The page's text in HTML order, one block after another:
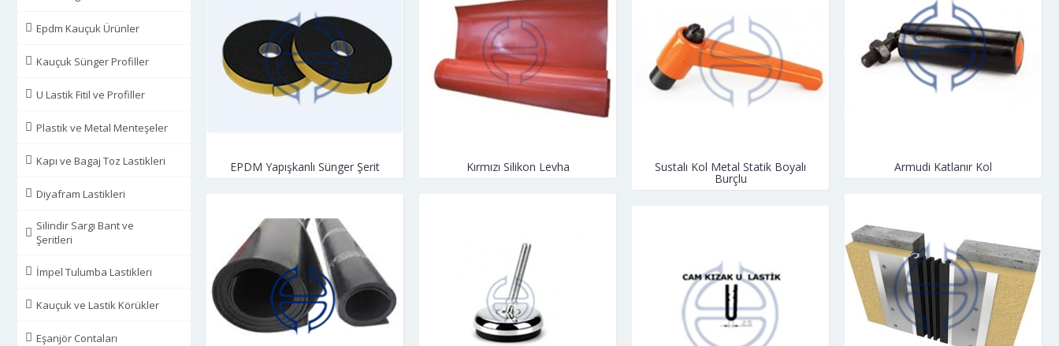
Epdm Kauçuk Ürünler
Kauçuk Sünger Profiller
U Lastik Fitil ve Profiller
Plastik ve Metal Menteşeler
Kapı ve Bagaj Toz Lastikleri
Diyafram Lastikleri
Silindir Sargı Bant ve
Şeritleri
İmpel Tulumba Lastikleri
Kauçuk ve Lastik Körükler
Eşanjör Contaları
EPDM Yapışkanlı Sünger Şerit Kırmızı Silikon Levha Sustalı Kol Metal Statik Boyalı
Burçlu
Armudi Katlanır Kol